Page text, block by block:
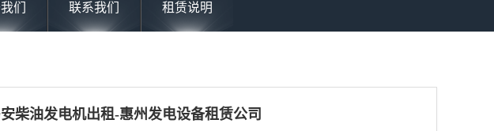
们 联系我们 租赁说明
柴油发电机出租-惠州发电设备租赁公司